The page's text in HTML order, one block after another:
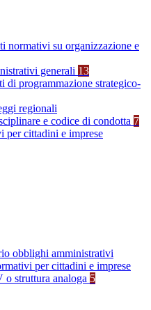
normativi su organizzazione e
generali 13
di programmazione strategico-
regionali
e codice di condotta 7
per cittadini e imprese
obblighi amministrativi
per cittadini e imprese
struttura analoga 5